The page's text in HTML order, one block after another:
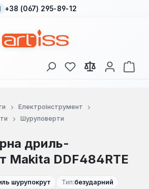
вмісту
+38 (067) 295-89-12
У вас є 0 у списку
Електроінструмент
Шуруповерти
дриль-
Makita DDF484RTE
шурупокрут Тип:безударний